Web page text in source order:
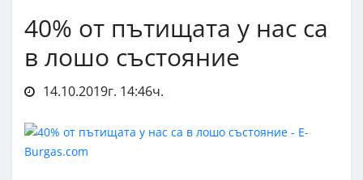
40% от пътищата у нас са
в лошо състояние
14.10.2019г. 14:46ч.